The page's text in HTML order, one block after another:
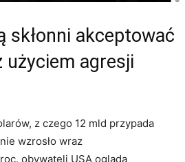
skłonni akceptować
agresji
z czego 12 mld przypada
wzrosło wraz
obywateli USA ogląda